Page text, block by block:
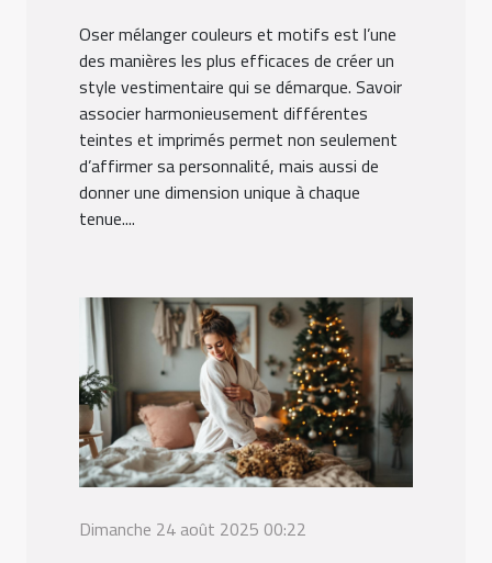
Oser mélanger couleurs et motifs est l’une
des manières les plus efficaces de créer un
style vestimentaire qui se démarque. Savoir
associer harmonieusement différentes
teintes et imprimés permet non seulement
d’affirmer sa personnalité, mais aussi de
donner une dimension unique à chaque
tenue....
Dimanche 24 août 2025 00:22